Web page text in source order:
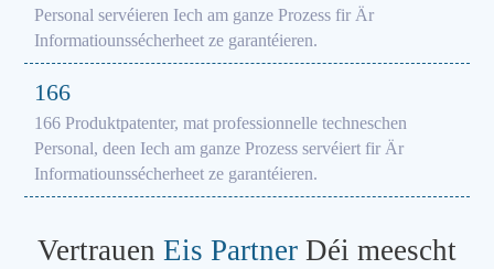
Personal servéieren Iech am ganze Prozess fir Är
Informatiounssécherheet ze garantéieren.
166
166 Produktpatenter, mat professionnelle techneschen
Personal, deen Iech am ganze Prozess servéiert fir Är
Informatiounssécherheet ze garantéieren.
Vertrauen Eis Partner Déi meescht